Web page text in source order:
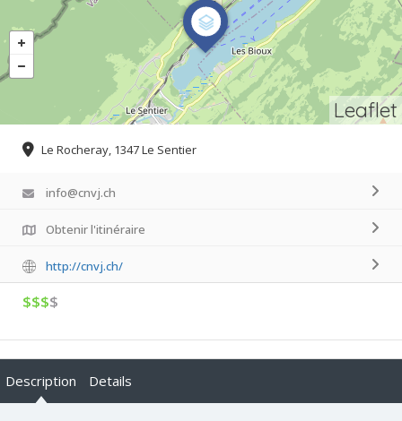
Leaflet
Le Rocheray, 1347 Le Sentier
info@cnvj.ch
Obtenir l'itinéraire
http://cnvj.ch/
$$$$
Description Details